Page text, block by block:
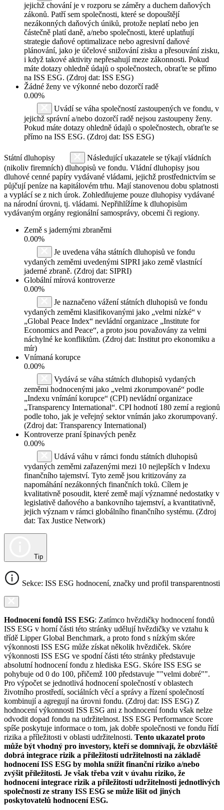
jejichž chování je v rozporu se záměry a duchem daňových
zákonů. Patří sem společnosti, které se dopouštějí
nezákonných daňových úniků, protože neplatí nebo jen
částečně platí daně, a/nebo společnosti, které uplatňují
strategie daňové optimalizace nebo agresivní daňové
plánování, jako je účelové snižování zisku a přesouvání zisku,
i když takové aktivity nepřesahují meze zákonnosti. Pokud
máte dotazy ohledně údajů o společnostech, obraťte se přímo
na ISS ESG. (Zdroj dat: ISS ESG)
Žádné ženy ve výkonné nebo dozorčí radě
0.00%
Uvádí se váha společností zastoupených ve fondu, v
jejichž správní a/nebo dozorčí radě nejsou zastoupeny ženy.
Pokud máte dotazy ohledně údajů o společnostech, obraťte se
přímo na ISS ESG. (Zdroj dat: ISS ESG)
Státní dluhopisy
Následující ukazatele se týkají vládních
(nikoliv firemních) dluhopisů ve fondu. Vládní dluhopisy jsou
dluhové cenné papíry vydávané vládami, jejichž prostřednictvím se
půjčují peníze na kapitálovém trhu. Mají stanovenou dobu splatnosti
a vyplácí se z nich úrok. Zohledňujeme pouze dluhopisy vydávané
na národní úrovni, tj. vládami. Nepřihlížíme k dluhopisům
vydávaným orgány regionální samosprávy, obcemi či regiony.
Země s jadernými zbraněmi
0.00%
Je uvedena váha státních dluhopisů ve fondu
vydaných zeměmi uvedenými SIPRI jako země vlastnící
jaderné zbraně. (Zdroj dat: SIPRI)
Globální mírová kontroverze
0.00%
Je naznačeno vážení státních dluhopisů ve fondu
vydaných zeměmi klasifikovanými jako „velmi nízké“ v
„Global Peace Index“ nevládní organizace „Institute for
Economics and Peace“, a proto jsou považovány za velmi
náchylné ke konfliktům. (Zdroj dat: Institut pro ekonomiku a
mír)
Vnímaná korupce
0.00%
Vydává se váha státních dluhopisů vydaných
zeměmi hodnocenými jako „velmi zkorumpované“ podle
„Indexu vnímání korupce“ (CPI) nevládní organizace
„Transparency International“. CPI hodnotí 180 zemí a regionů
podle toho, jak je veřejný sektor vnímán jako zkorumpovaný.
(Zdroj dat: Transparency International)
Kontroverze praní špinavých peněz
0.00%
Udává váhu v rámci fondu státních dluhopisů
vydaných zeměmi zařazenými mezi 10 nejlepších v Indexu
finančního tajemství. Tyto země jsou kritizovány za
napomáhání nezákonných finančních toků. Cílem je
kvalitativně posoudit, které země mají významné nedostatky v
legislativě daňového a bankovního tajemství, a kvantitativně,
jejich význam v rámci globálního finančního systému. (Zdroj
dat: Tax Justice Network)
Tip
Sekce: ISS ESG hodnocení, značky und profil transparentnosti
Hodnocení fondů ISS ESG: Zatímco hvězdičky hodnocení fondů
ISS ESG v horní části této stránky udělují hvězdičky ve vztahu k
třídě Lipper Global Benchmark, a proto fond s nízkým skóre
výkonnosti ISS ESG může získat několik hvězdiček. Skóre
výkonnosti ISS ESG ve spodní části této stránky představuje
absolutní hodnocení fondu z hlediska ESG. Skóre ISS ESG se
pohybuje od 0 do 100, přičemž 100 představuje ""velmi dobré"".
Pro výpočet se jednotlivá hodnocení společností v oblastech
životního prostředí, sociálních věcí a správy a řízení společností
kombinují a agregují na úrovni fondu. (Zdroj dat: ISS ESG) Z
hodnocení výkonnosti ISS ESG ani z hodnocení fondu však nelze
odvodit dopad fondu na udržitelnost. ISS ESG Performance Score
spíše poskytuje informace o tom, jak dobře společnosti ve fondu řídí
rizika a příležitosti v oblasti udržitelnosti. Tento ukazatel proto
může být vhodný pro investory, kteří se domnívají, že obzvláště
dobrá integrace rizik a příležitostí udržitelnosti na základě
hodnocení ISS ESG by mohla snížit finanční riziko a/nebo
zvýšit příležitosti. Je však třeba vzít v úvahu riziko, že
hodnocení integrace rizik a příležitostí udržitelnosti jednotlivých
společností ze strany ISS ESG se může lišit od jiných
poskytovatelů hodnocení ESG.